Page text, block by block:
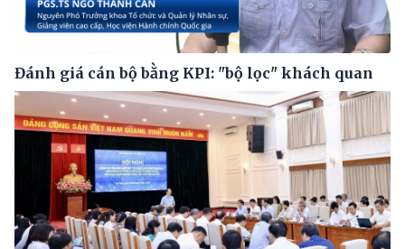
Đánh giá cán bộ bằng KPI: "bộ lọc" khách quan